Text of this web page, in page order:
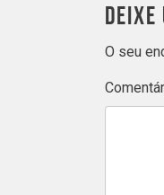
DEIXE
O seu